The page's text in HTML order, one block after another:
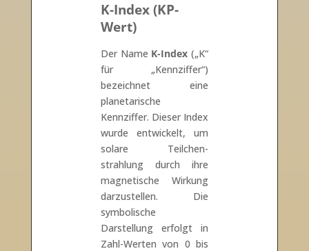
K-Index (KP-
Wert)
Der Name K-Index („K“
für „Kennziffer“)
bezeichnet eine
planetarische
Kennziffer. Dieser Index
wurde entwickelt, um
solare Teilchen-
strahlung durch ihre
magnetische Wirkung
darzustellen. Die
symbolische
Darstellung erfolgt in
Zahl-Werten von 0 bis